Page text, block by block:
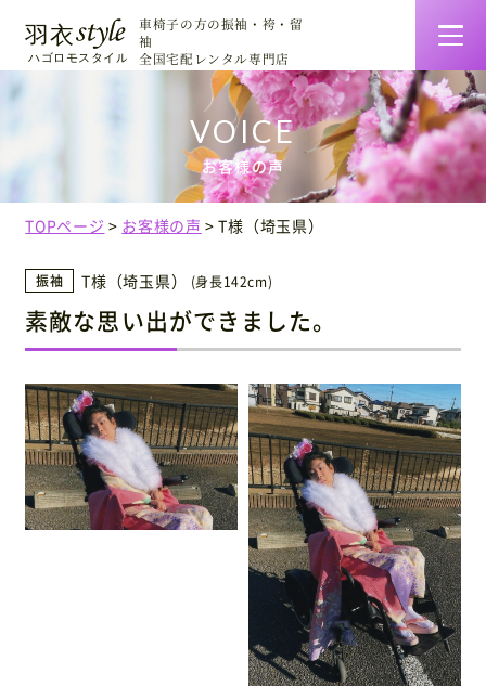
車椅子の方の振袖・袴・留
袖
全国宅配レンタル専門店
羽衣スタイルの特徴
着物一覧・料金
お客様の声
着せ方マニュアル
会社情報
0120-87-4580
(営業時間：9:00〜17:00 / 休日：土日祝)
※ご利用日が近い方は休日でもご連絡ください
お客様の声
TOPページ お客様の声 T様（埼玉県）
素敵な思い出ができました。
振袖 T様（埼玉県） (身長142cm)